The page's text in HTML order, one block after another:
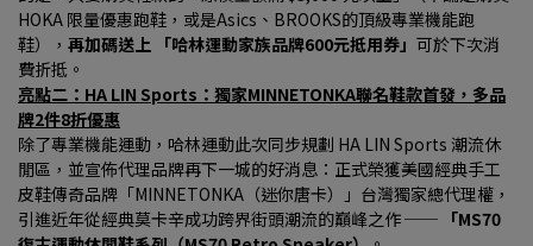
HOKA 限量優惠跑鞋，或是Asics、BROOKS的頂級專業機能跑
鞋）， 再加碼送上 「哈林運動家族品牌600元抵用券」 可於下次消
費折抵。
亮點二：HA LIN Sports：獨家MINNETONKA聯名鞋款首發，多品
牌2件8折優惠
除了專業機能運動，哈林運動此次同步規劃 HA LIN Sports 潮流休
閒區，並宣佈代理品牌再下一城的好消息：正式榮獲美國經典手工
皮鞋傳奇品牌「MINNETONKA（迷你唐卡）」台灣獨家總代理權，
引進近年從經典莫卡辛成功跨界街頭潮流的巔峰之作 ── 「MS70